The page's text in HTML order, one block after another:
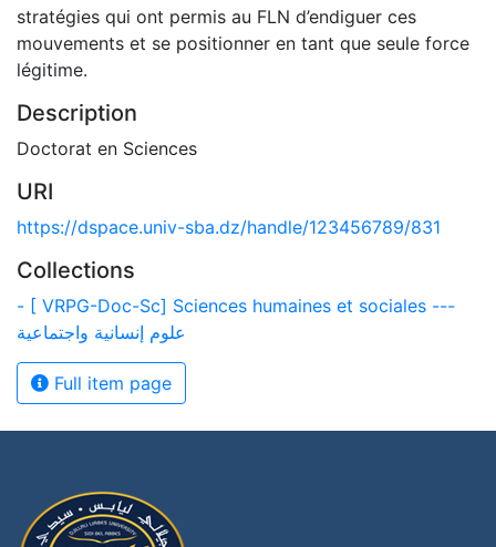
stratégies qui ont permis au FLN d’endiguer ces
mouvements et se positionner en tant que seule force
légitime.
Description
Doctorat en Sciences
URI
https://dspace.univ-sba.dz/handle/123456789/831
Collections
- [ VRPG-Doc-Sc] Sciences humaines et sociales ---
علوم إنسانية واجتماعية
Full item page